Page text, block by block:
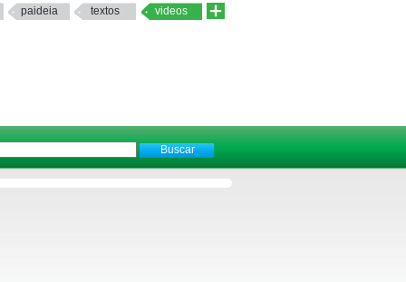
paideia textos videos